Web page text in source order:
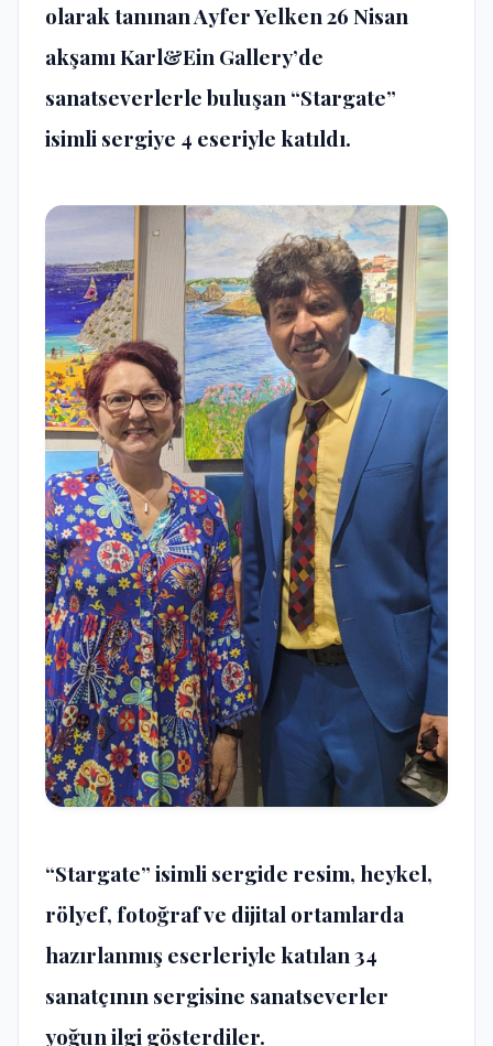
olarak tanınan Ayfer Yelken 26 Nisan
akşamı Karl&Ein Gallery’de
sanatseverlerle buluşan “Stargate”
isimli sergiye 4 eseriyle katıldı.
“Stargate” isimli sergide resim, heykel,
rölyef, fotoğraf ve dijital ortamlarda
hazırlanmış eserleriyle katılan 34
sanatçının sergisine sanatseverler
yoğun ilgi gösterdiler.